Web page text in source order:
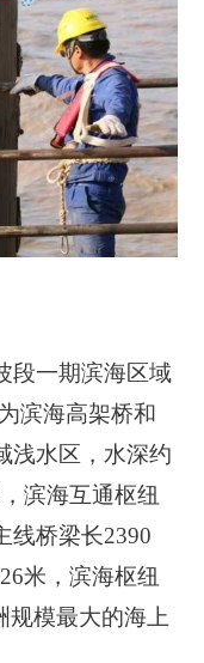
一期滨海区域
滨海高架桥和
浅水区，水深约
滨海互通枢纽
线桥梁长2390
米，滨海枢纽
规模最大的海上